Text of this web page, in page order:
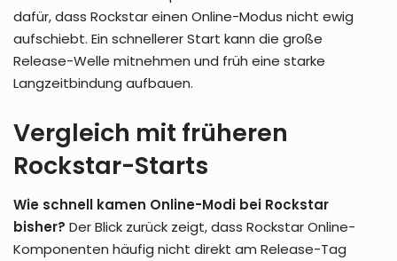
dafür, dass Rockstar einen Online-Modus nicht ewig
aufschiebt. Ein schnellerer Start kann die große
Release-Welle mitnehmen und früh eine starke
Langzeitbindung aufbauen.
Vergleich mit früheren
Rockstar-Starts
Wie schnell kamen Online-Modi bei Rockstar
bisher? Der Blick zurück zeigt, dass Rockstar Online-
Komponenten häufig nicht direkt am Release-Tag